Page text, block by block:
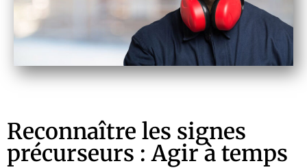
Reconnaître les signes
précurseurs : Agir à temps